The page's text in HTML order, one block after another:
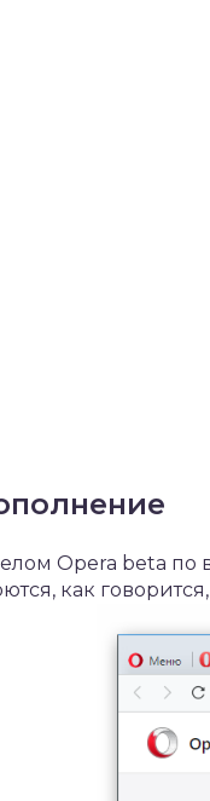
Opera beta по
как